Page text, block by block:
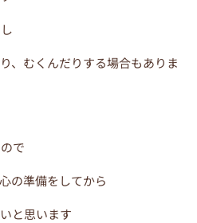
、むくんだりする場合もありま
で
の準備をしてから
と思います